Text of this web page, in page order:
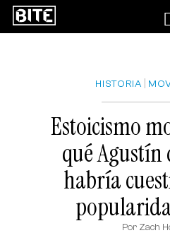
HISTORIA
Estoicismo
qué
habría
Por Zach